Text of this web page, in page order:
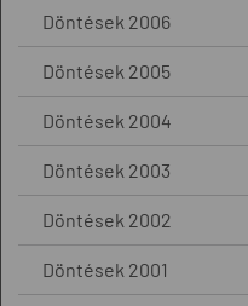
Döntések 2006
Döntések 2005
Döntések 2004
Döntések 2003
Döntések 2002
Döntések 2001